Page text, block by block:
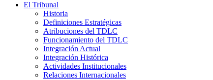
El Tribunal
Historia
Definiciones Estratégicas
Atribuciones del TDLC
Funcionamiento del TDLC
Integración Actual
Integración Histórica
Actividades Institucionales
Relaciones Internacionales